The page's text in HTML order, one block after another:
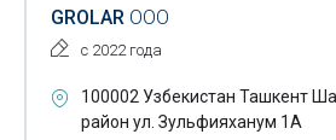
GROLAR ООО
с 2022 года
100002 Узбекистан Ташкент
район ул. Зульфияханум 1А